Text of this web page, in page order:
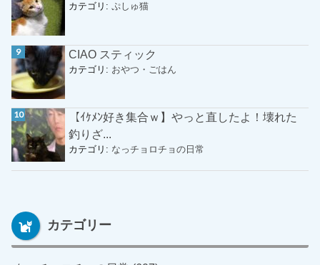
カテゴリ:ぷしゅ猫
CIAO スティック
カテゴリ: おやつ・ごはん
【ｲｹﾒﾝ好き集合ｗ】やっと直したよ！壊れた
釣りざ...
カテゴリ: なっチョロチョの日常
カテゴリー